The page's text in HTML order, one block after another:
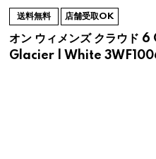
送料無料 店舗受取OK
オン ウィメンズ クラウド
Glacier | White